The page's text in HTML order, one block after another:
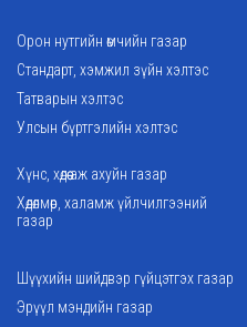
Орон нутгийн өмчийн газар
Стандарт, хэмжил зүйн хэлтэс
Татварын хэлтэс
Улсын бүртгэлийн хэлтэс
Хүнс, хөдөө аж ахуйн газар
Хөдөлмөр, халамж үйлчилгээний
газар
Шүүхийн шийдвэр гүйцэтгэх газар
Эрүүл мэндийн газар